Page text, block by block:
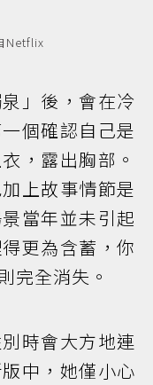
Netflix
」後，會在冷
個確認自己是
，露出胸部。
上故事情節是
當年並未引起
更為含蓄，你
完全消失。
時會大方地連
中，她僅小心